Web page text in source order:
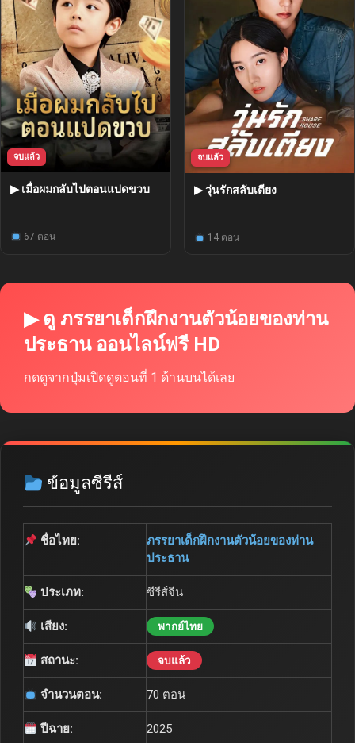
จบแล้ว
▶ เมื่อผมกลับไปตอนแปดขวบ
67 ตอน
จบแล้ว
▶ วุ่นรักสลับเตียง
14 ตอน
▶ ดู ภรรยาเด็กฝึกงานตัวน้อยของท่าน
ประธาน ออนไลน์ฟรี HD
กดดูจากปุ่มเปิดดูตอนที่ 1 ด้านบนได้เลย
ข้อมูลซีรีส์
ชื่อไทย:
ภรรยาเด็กฝึกงานตัวน้อยของท่าน
ประธาน
ประเภท: ซีรีส์จีน
เสียง: พากย์ไทย
สถานะ: จบแล้ว
จำนวนตอน: 70 ตอน
ปีฉาย: 2025